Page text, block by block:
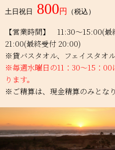
土日祝日 800円 （税込）
【営業時間】 11:30～15:00(
21:00(最終受付 20:00)
※貸バスタオル、フェイスタオ
※毎週水曜日の11：30～15：00
ります。
※ご精算は、現金精算のみとなり